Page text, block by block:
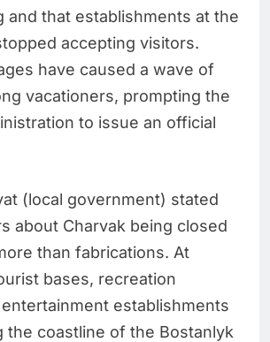
and that establishments at the
accepting visitors.
have caused a wave of
vacationers, prompting the
to issue an official
(local government) stated
about Charvak being closed
than fabrications. At
bases, recreation
establishments
the coastline of the Bostanlyk